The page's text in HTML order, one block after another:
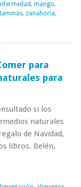
, mango,
, zanahoria,
para
para
si los
naturales
de Navidad,
libros. Belén,